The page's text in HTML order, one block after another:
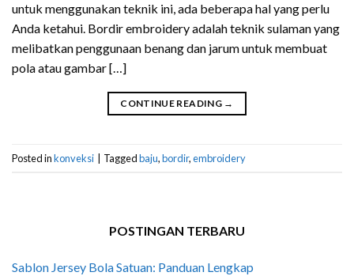
untuk menggunakan teknik ini, ada beberapa hal yang perlu
Anda ketahui. Bordir embroidery adalah teknik sulaman yang
melibatkan penggunaan benang dan jarum untuk membuat
pola atau gambar […]
CONTINUE READING →
Posted inkonveksi Taggedbaju,bordir,embroidery
POSTINGAN TERBARU
Sablon Jersey Bola Satuan: Panduan Lengkap